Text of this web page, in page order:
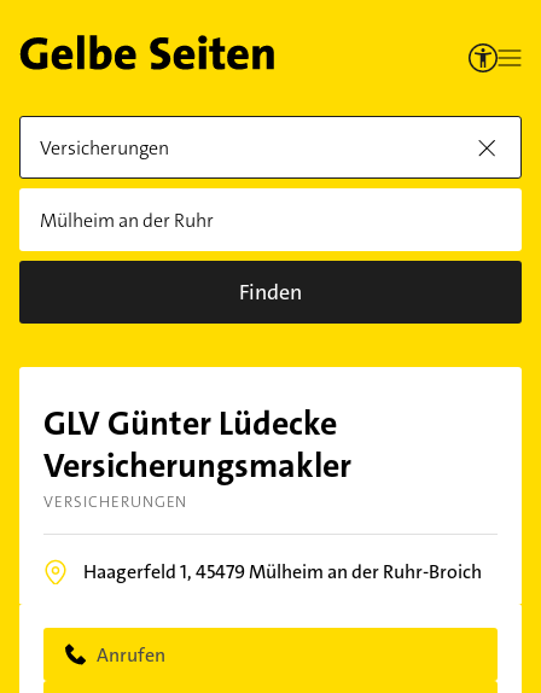
Finden
GLV Günter Lüdecke
Versicherungsmakler
VERSICHERUNGEN
Haagerfeld 1,45479Mülheim an der Ruhr-Broich
Anrufen